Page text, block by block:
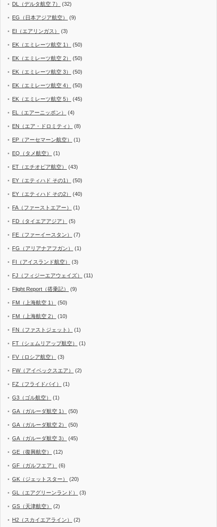
DL（デルタ航空 7） (32)
EG（日本アジア航空） (9)
EI（エアリンガス） (3)
EK（エミレーツ航空 1） (50)
EK（エミレーツ航空 2） (50)
EK（エミレーツ航空 3） (50)
EK（エミレーツ航空 4） (50)
EK（エミレーツ航空 5） (45)
EL（エアーニッポン） (4)
EN（エア・ドロミティ） (8)
EP（アーセマーン航空） (1)
EQ（タメ航空） (1)
ET（エチオピア航空） (43)
EY（エティハド その1） (50)
EY（エティハド その2） (40)
FA（ファーストエアー） (1)
FD（タイエアアジア） (5)
FE（ファーイースタン） (7)
FG（アリアナアフガン） (1)
FI（アイスランド航空） (3)
FJ（フィジーエアウェイズ） (11)
Flight Report（搭乗記） (9)
FM（上海航空 1） (50)
FM（上海航空 2） (10)
FN（ファストジェット） (1)
FT（シェムリアップ航空） (1)
FV（ロシア航空） (3)
FW（アイベックスエア） (2)
FZ（フライドバイ） (1)
G3（ゴル航空） (1)
GA（ガルーダ航空 1） (50)
GA（ガルーダ航空 2） (50)
GA（ガルーダ航空 3） (45)
GE（復興航空） (12)
GF（ガルフエア） (6)
GK（ジェットスター） (20)
GL（エアグリーンランド） (3)
GS（天津航空） (2)
H2（スカイエアライン） (2)